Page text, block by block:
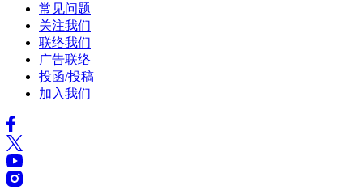
常见问题
关注我们
联络我们
广告联络
投函/投稿
加入我们